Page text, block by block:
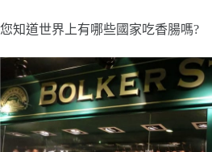
您知道世界上有哪些國家吃香腸嗎?